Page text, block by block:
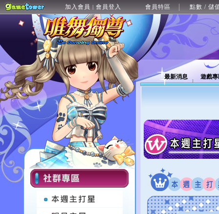
加入會員 | 會員登入 會員特區 點數 / 儲
最新消息 遊戲